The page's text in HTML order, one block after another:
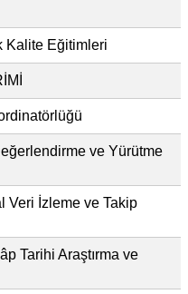
Kalite Eğitimleri
ve Yürütme
Veri İzleme ve Takip
Tarihi Araştırma ve